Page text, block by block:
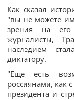
Как сказал
"вы не можете
зрения на
журналисты,
наследием
диктатору.
"Еще есть
россиянами, как
президента и